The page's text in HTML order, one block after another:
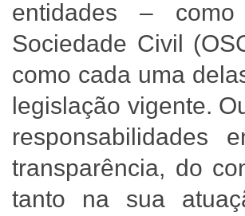
entidades –
Sociedade Civil
como cada uma
legislação vigente.
responsabilidades
transparência, do
tanto na sua